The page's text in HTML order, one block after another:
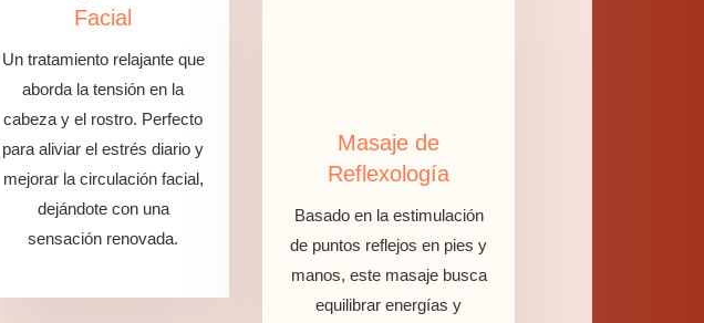
Facial
Un tratamiento relajante que
aborda la tensión en la
cabeza y el rostro. Perfecto
para aliviar el estrés diario y
mejorar la circulación facial,
dejándote con una
sensación renovada.
Masaje de
Reflexología
Basado en la estimulación
de puntos reflejos en pies y
manos, este masaje busca
equilibrar energías y